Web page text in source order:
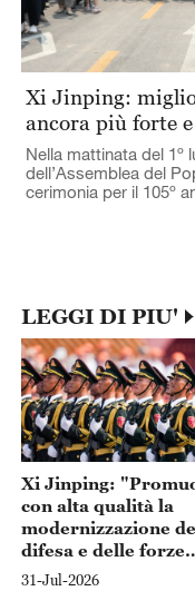
Xi Jinping:
ancora più forte
Nella mattinata del 1º
dell’Assemblea del
cerimonia per il 105º
LEGGI DI PIU'
Xi Jinping:
con alta qualità la
modernizzazione
difesa e delle forze
armate"
31-Jul-2026